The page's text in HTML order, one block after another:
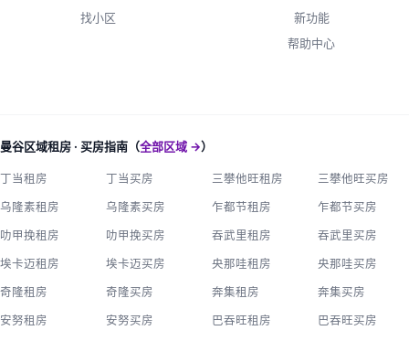
找小区
新功能
帮助中心
曼谷区域租房 · 买房指南（全部区域 →）
丁当租房 丁当买房 三攀他旺租房 三攀他旺买房
乌隆素租房 乌隆素买房 乍都节租房 乍都节买房
叻甲挽租房 叻甲挽买房 吞武里租房 吞武里买房
埃卡迈租房 埃卡迈买房 央那哇租房 央那哇买房
奇隆租房 奇隆买房 奔集租房 奔集买房
安努租房 安努买房 巴吞旺租房 巴吞旺买房